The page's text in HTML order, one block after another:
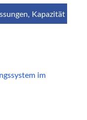
Kapazität
im